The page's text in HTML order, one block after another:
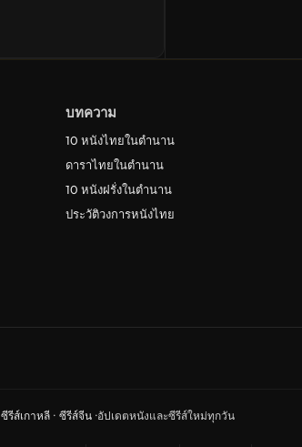
บทความ
10 หนังไทยในตำนาน
ดาราไทยในตำนาน
10 หนังฝรั่งในตำนาน
ประวัติวงการหนังไทย
ซีรีส์เกาหลี · ซีรีส์จีน ·อัปเดตหนังและซีรีส์ใหม่ทุกวัน